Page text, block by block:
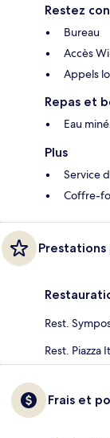
Restez
Bureau
Accès
Appels
Repas et
Eau
Plus
Service
Coffre-
Rest.
Rest. Piazza
Frais et